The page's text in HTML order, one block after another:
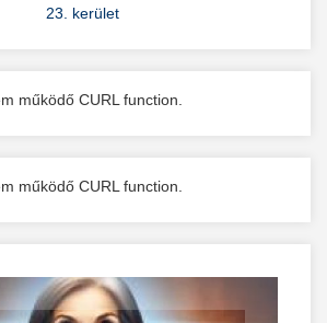
23. kerület
működő CURL function.
működő CURL function.